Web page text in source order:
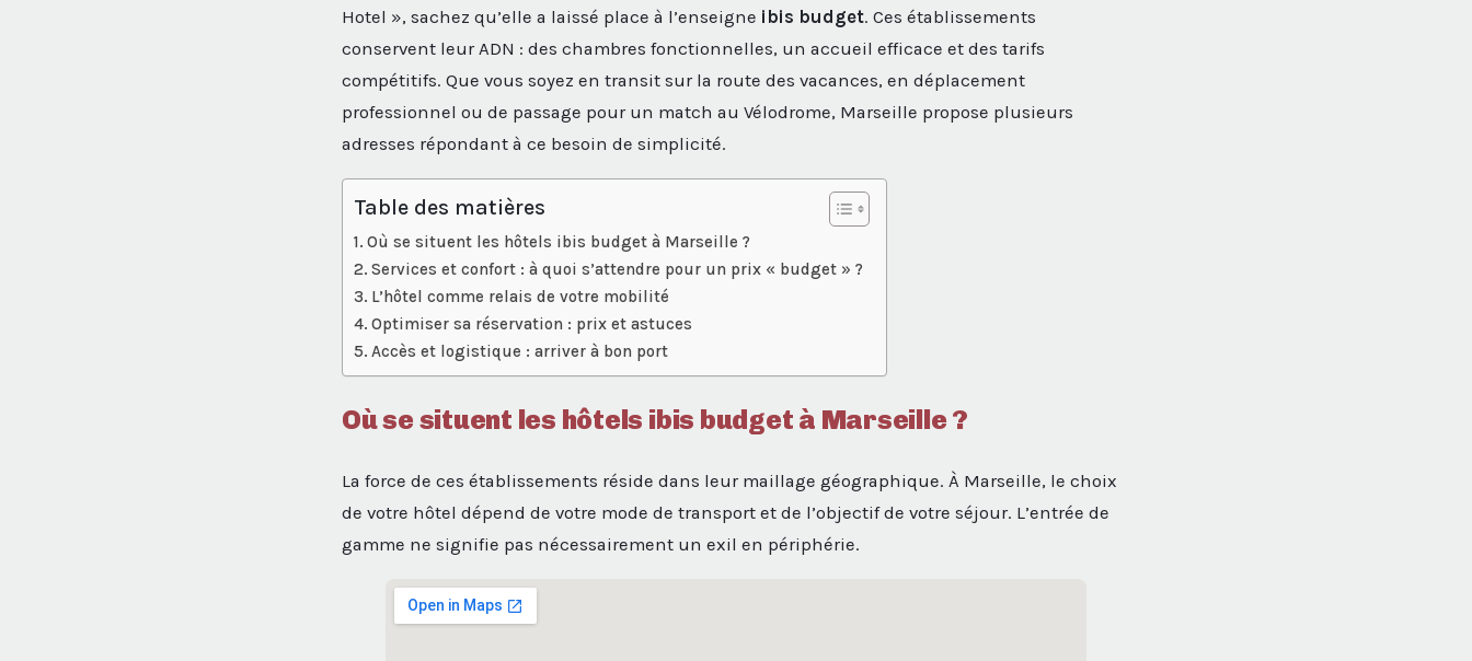
Hotel », sachez qu’elle a laissé place à l’enseigne ibis budget. Ces établissements
conservent leur ADN : des chambres fonctionnelles, un accueil efficace et des tarifs
compétitifs. Que vous soyez en transit sur la route des vacances, en déplacement
professionnel ou de passage pour un match au Vélodrome, Marseille propose plusieurs
adresses répondant à ce besoin de simplicité.
Table des matières
Où se situent les hôtels ibis budget à Marseille ?
Services et confort : à quoi s’attendre pour un prix « budget » ?
L’hôtel comme relais de votre mobilité
Optimiser sa réservation : prix et astuces
Accès et logistique : arriver à bon port
Où se situent les hôtels ibis budget à Marseille ?
La force de ces établissements réside dans leur maillage géographique. À Marseille, le choix
de votre hôtel dépend de votre mode de transport et de l’objectif de votre séjour. L’entrée de
gamme ne signifie pas nécessairement un exil en périphérie.